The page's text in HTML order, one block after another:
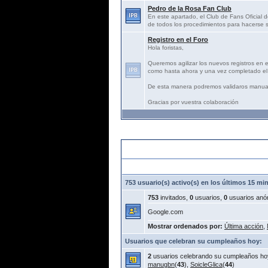
Pedro de la Rosa Fan Club
En este apartado, el Club de Fans Oficial
de todos los procedimientos para hacerse
Registro en el Foro
Hola foristas,
Queremos agilizar los nuevos registros
como hasta ahora y una vez completado
De esta manera podremos validaros
Gracias por vuestra colaboración
753 usuario(s) activo(s) en los últimos 15
753 invitados, 0 usuarios, 0 usuarios
Google.com
Mostrar ordenados por: Última acción
Usuarios que celebran su cumpleaños hoy:
2 usuarios celebrando su cumpleaños
manugbn(43), SoicleGlica(44)